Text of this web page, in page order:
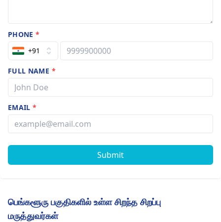
PHONE*
+91
FULL NAME *
EMAIL*
Submit
பெங்களூரு பகுதிகளில் உள்ள சிறந்த சிறப்பு
மருத்துவர்கள்